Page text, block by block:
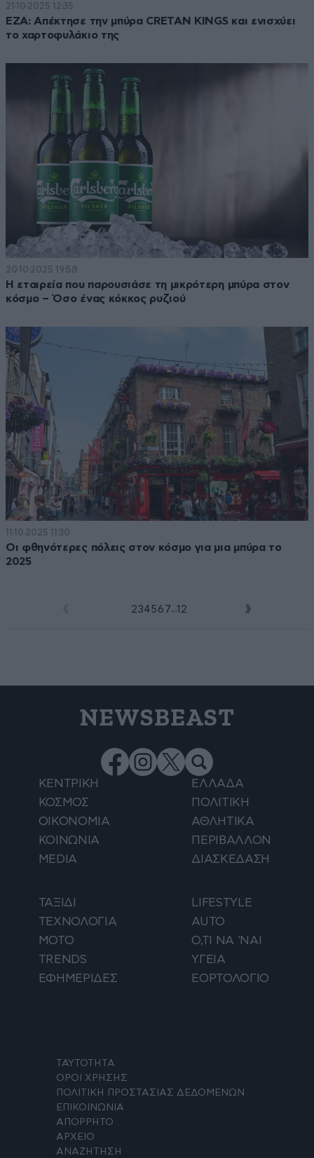
21·10·2025 12:35
ΕΖΑ: Απέκτησε την μπύρα CRETAN KINGS και ενισχύει
το χαρτοφυλάκιο της
20·10·2025 19:58
Η εταιρεία που παρουσιάσε τη μικρότερη μπύρα στον
κόσμο – Όσο ένας κόκκος ρυζιού
11·10·2025 11:30
Οι φθηνότερες πόλεις στον κόσμο για μια μπύρα το
2025
234 5 6 7...12
NEWSBEAST
ΚΕΝΤΡΙΚΗ
ΕΛΛΑΔΑ
ΚΟΣΜΟΣ
ΠΟΛΙΤΙΚΗ
ΟΙΚΟΝΟΜΙΑ
ΑΘΛΗΤΙΚΑ
ΚΟΙΝΩΝΙΑ
ΠΕΡΙΒΑΛΛΟΝ
MEDIA
ΔΙΑΣΚΕΔΑΣΗ
ΤΑΞΙΔΙ
LIFESTYLE
ΤΕΧΝΟΛΟΓΙΑ
AUTO
ΜΟΤΟ
Ο,ΤΙ ΝΑ 'ΝΑΙ
TRENDS
ΥΓΕΙΑ
ΕΦΗΜΕΡΙΔΕΣ
ΕΟΡΤΟΛΟΓΙΟ
ΤΑΥΤΟΤΗΤΑ
ΟΡΟΙ ΧΡΗΣΗΣ
ΠΟΛΙΤΙΚΗ ΠΡΟΣΤΑΣΙΑΣ ΔΕΔΟΜΕΝΩΝ
ΕΠΙΚΟΙΝΩΝΙΑ
ΑΠΟΡΡΗΤΟ
ΑΡΧΕΙΟ
ΑΝΑΖΗΤΗΣΗ